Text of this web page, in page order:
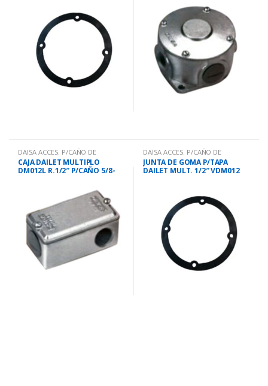
DAISA ACCES. P/CAÑO DE
HO.GALV
CAJA DAILET MULTIPLO
DM012L R.1/2″ P/CAÑO 5/8-
DAISA ACCES. P/CAÑO DE
HO.GALV
JUNTA DE GOMA P/TAPA
DAILET MULT. 1/2″ VDM012